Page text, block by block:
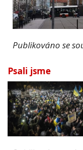
Publikováno se
Psali jsme